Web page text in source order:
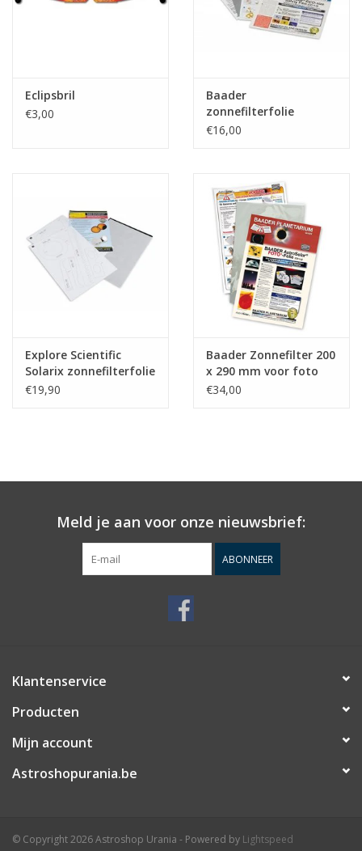
Eclipsbril
€3,00
Baader
zonnefilterfolie
140x150 mm
€16,00
Explore Scientific
Solarix zonnefilterfolie
A4
€19,90
Baader Zonnefilter 200
x 290 mm voor foto
€34,00
Meld je aan voor onze nieuwsbrief:
ABONNEER
Klantenservice
Producten
Mijn account
Astroshopurania.be
© Copyright 2026 Astroshop Urania - Powered by Lightspeed